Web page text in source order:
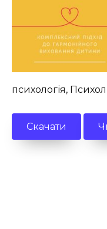
психологія,
Скачати